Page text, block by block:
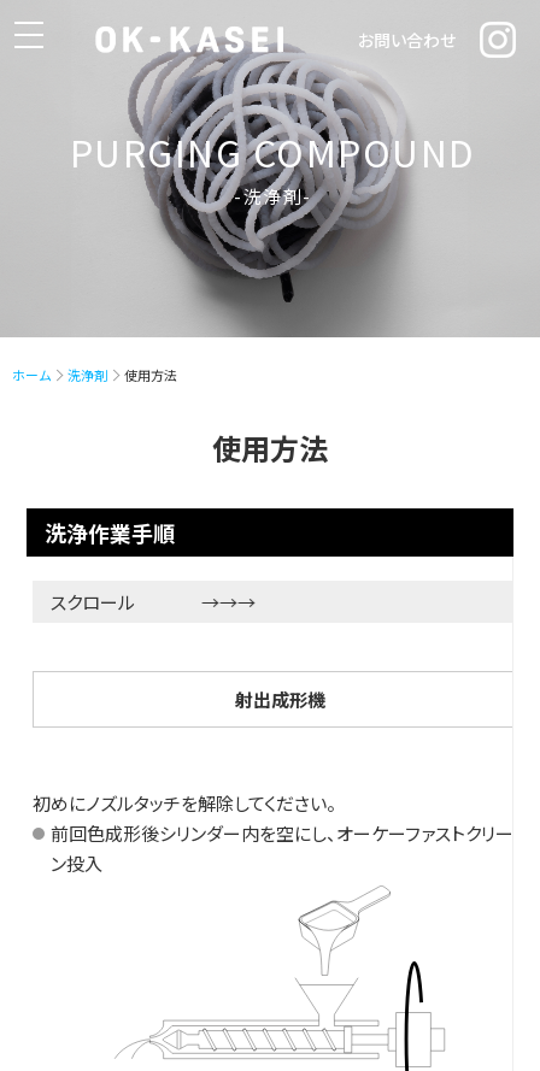
toggle
navigation
お問い合わせ
PURGING COMPOUND
-洗浄剤-
ホーム 洗浄剤 使用方法
使用方法
洗浄作業手順
スクロール →→→
射出成形機
初めにノズルタッチを解除してください。
前回色成形後シリンダー内を空にし、オーケーファストクリー
ン投入